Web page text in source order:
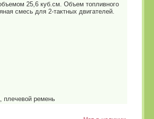
25,6 куб.см. Объем топливного
смесь для 2-тактных двигателей.
плечевой ремень